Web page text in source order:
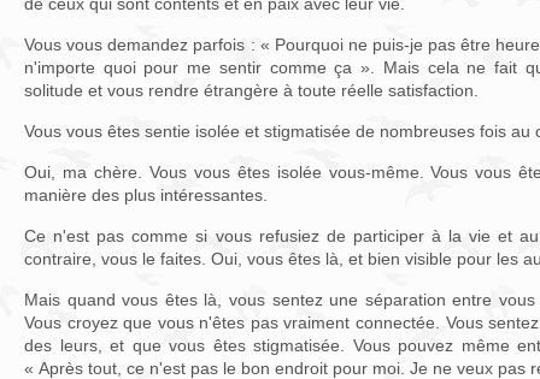
Vous vous demandez parfois : « Pourquoi ne puis-je pas être
n'importe quoi pour me sentir comme ça ». Mais cela ne fait
solitude et vous rendre étrangère à toute réelle satisfaction.
Vous vous êtes sentie isolée et stigmatisée de nombreuses fois au
Oui, ma chère. Vous vous êtes isolée vous-même. Vous vous
manière des plus intéressantes.
Ce n'est pas comme si vous refusiez de participer à la vie et
contraire, vous le faites. Oui, vous êtes là, et bien visible pour les
Mais quand vous êtes là, vous sentez une séparation entre
Vous croyez que vous n'êtes pas vraiment connectée. Vous
des leurs, et que vous êtes stigmatisée. Vous pouvez même
« Après tout, ce n'est pas le bon endroit pour moi. Je ne veux pas